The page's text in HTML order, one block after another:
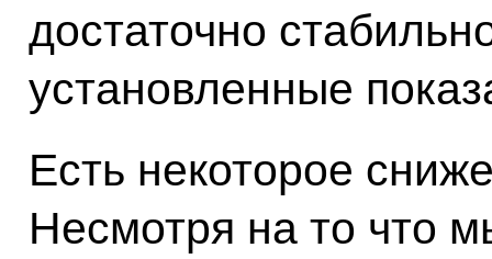
достаточно
установленные
Есть некоторое
Несмотря на то что